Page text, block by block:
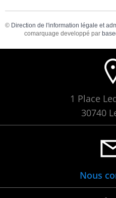
© Direction de l'information légale et
comarquage developpé par
1 Place
30740
Nous